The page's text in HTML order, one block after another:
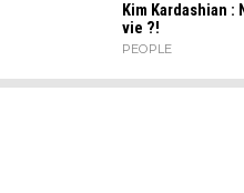
Kim Kardashian
vie ?!
PEOPLE